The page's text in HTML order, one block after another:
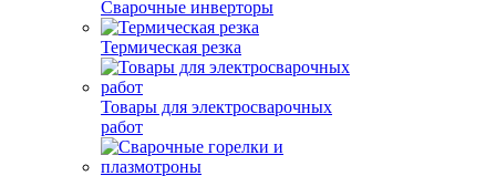
Сварочные инверторы
Термическая резка
Товары для электросварочных
работ